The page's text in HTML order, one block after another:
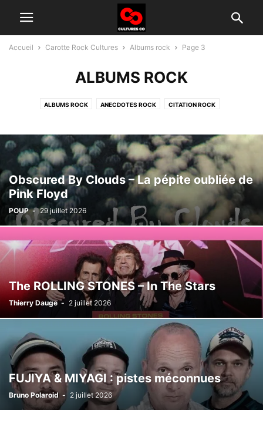
Accueil Carotte Rock Cultures Albums rock Page 3
ALBUMS ROCK
ALBUMS ROCK ANECDOTES ROCK CITATION ROCK
TÉLÉ ROCK
Obscured By Clouds – La pépite oubliée de
Pink Floyd
POUP - 29 juillet 2026
The ROLLING STONES – In The Stars
Thierry Dauge - 2 juillet 2026
FUJIYA & MIYAGI : pistes méconnues
Bruno Polaroid - 2 juillet 2026